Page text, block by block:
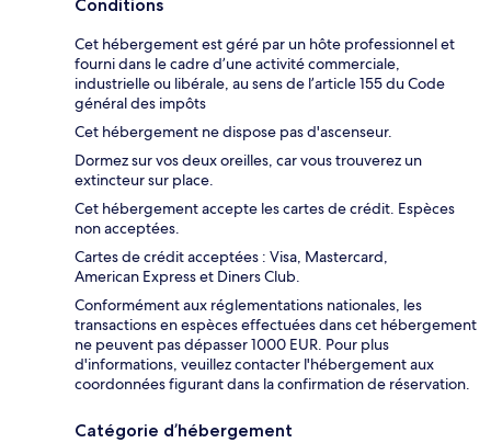
Conditions
Cet hébergement est géré par un hôte professionnel et
fourni dans le cadre d’une activité commerciale,
industrielle ou libérale, au sens de l’article 155 du Code
général des impôts
Cet hébergement ne dispose pas d'ascenseur.
Dormez sur vos deux oreilles, car vous trouverez un
extincteur sur place.
Cet hébergement accepte les cartes de crédit. Espèces
non acceptées.
Cartes de crédit acceptées : Visa, Mastercard,
American Express et Diners Club.
Conformément aux réglementations nationales, les
transactions en espèces effectuées dans cet hébergement
ne peuvent pas dépasser 1000 EUR. Pour plus
d'informations, veuillez contacter l'hébergement aux
coordonnées figurant dans la confirmation de réservation.
Catégorie d’hébergement